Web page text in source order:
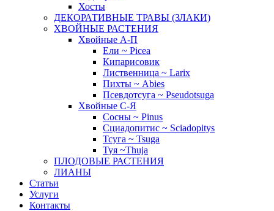
Хосты
ДЕКОРАТИВНЫЕ ТРАВЫ (ЗЛАКИ)
ХВОЙНЫЕ РАСТЕНИЯ
Хвойные А-П
Ели ~ Picea
Кипарисовик
Лиственница ~ Larix
Пихты ~ Abies
Псевдотсуга ~ Pseudotsuga
Хвойные С-Я
Сосны ~ Pinus
Сциадопитис ~ Sciadopitys
Тсуга ~ Tsuga
Туя ~Thuja
ПЛОДОВЫЕ РАСТЕНИЯ
ЛИАНЫ
Статьи
Услуги
Контакты